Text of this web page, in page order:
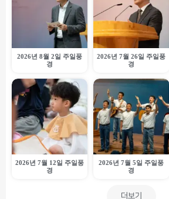
2026년 8월 2일 주일풍
경
2026년 7월 26일 주일풍
경
2026년 7월 12일 주일풍
경
2026년 7월 5일 주일풍
경
더보기